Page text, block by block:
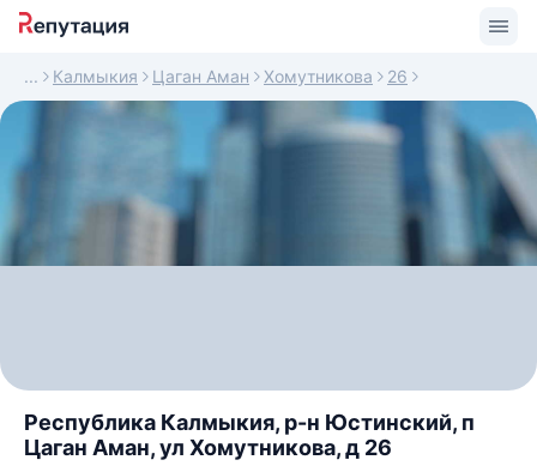
Калмыкия Цаган Аман Хомутникова 26
Республика Калмыкия, р-н Юстинский, п
Цаган Аман, ул Хомутникова, д 26